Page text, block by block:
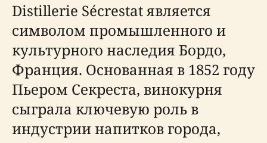
Distillerie Sécrestat является
символом промышленного и
культурного наследия Бордо,
Франция. Основанная в 1852 году
Пьером Секреста, винокурня
сыграла ключевую роль в
индустрии напитков города,